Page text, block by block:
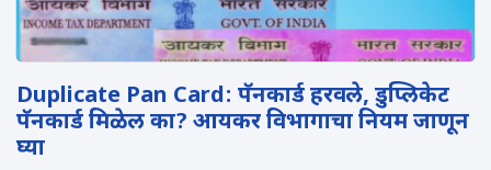
Duplicate Pan Card: पॅनकार्ड हरवले, डुप्लिकेट
पॅनकार्ड मिळेल का? आयकर विभागाचा नियम जाणून
घ्या